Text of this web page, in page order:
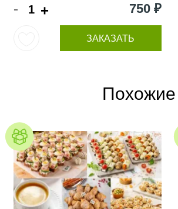
- + 750 ₽
ЗАКАЗАТЬ